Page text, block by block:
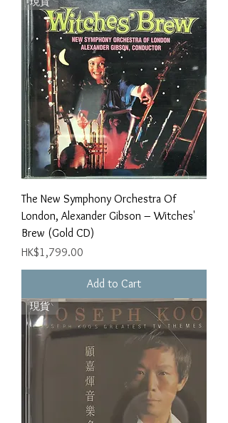
The New Symphony Orchestra Of
London, Alexander Gibson – Witches'
Brew (Gold CD)
Price
HK$1,799.00
Add to Cart
現貨